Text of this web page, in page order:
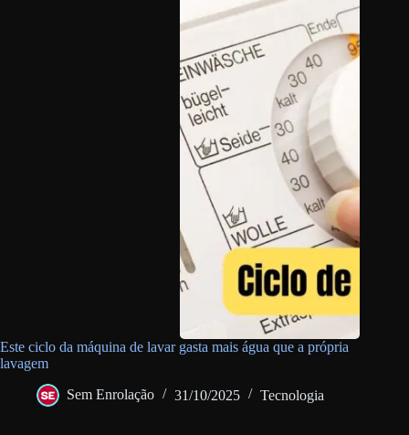
Este ciclo da máquina de lavar gasta mais água que a própria
lavagem
Sem Enrolação 31/10/2025 Tecnologia